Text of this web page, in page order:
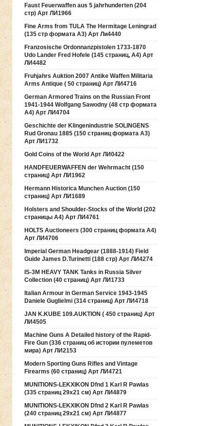
Faust Feuerwaffen aus 5 jahrhunderten (204
стр) Арт ЛИ1966
Fine Arms from TULA The Hermitage Leningrad
(135 стр формата А3) Арт Ли4440
Franzosische Ordonnanzpistolen 1733-1870
Udo Lander Fred Hofele (145 страниц, А4) Арт
ЛИ4482
Fruhjahrs Auktion 2007 Antike Waffen Militaria
Arms Antique ( 50 страниц) Арт ЛИ4716
German Armored Trains on the Russian Front
1941-1944 Wolfgang Sawodny (48 стр формата
А4) Арт ЛИ4704
Geschichte der Klingenindustrie SOLINGENS
Rud Gronau 1885 (150 страниц формата А3)
Арт ЛИ1732
Gold Coins of the World Арт ЛИ0422
HANDFEUERWAFFEN der Wehrmacht (150
страниц) Арт ЛИ1962
Hermann Historica Munchen Auction (150
страниц) Арт ЛИ1689
Holsters and Shoulder-Stocks of the World (202
страницы А4) Арт ЛИ4761
HOLTS Auctioneers (300 страниц формата А4)
Арт ЛИ4706
Imperial German Headgear (1888-1914) Field
Guide James D.Turinetti (188 cтр) Арт ЛИ4274
IS-3M HEAVY TANK Tanks in Russia Silver
Collection (40 страниц) Арт ЛИ1733
Italian Armour in German Service 1943-1945
Daniele Guglielmi (314 страниц) Арт ЛИ4718
JAN K.KUBE 109.AUKTION ( 450 страниц) Арт
ЛИ4505
Machine Guns A Detailed history of the Rapid-
Fire Gun (336 страниц об истории пулеметов
мира) Арт ЛИ2153
Modern Sporting Guns Rifles and Vintage
Firearms (60 страниц) Арт ЛИ4721
MUNITIONS-LEKXIKON Dfnd 1 Karl R Pawlas
(335 страниц 29х21 см) Арт ЛИ4879
MUNITIONS-LEKXIKON Dfnd 2 Karl R Pawlas
(240 страниц 29х21 см) Арт ЛИ4877